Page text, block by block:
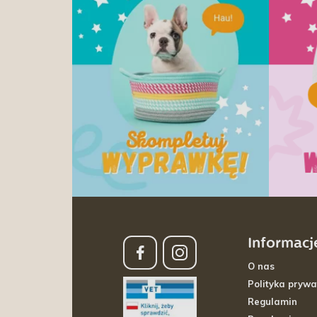
O nas
Polityka
Regulamin